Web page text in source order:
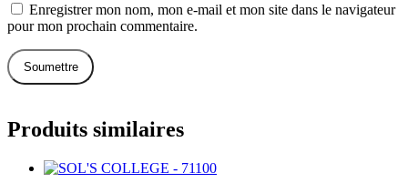
Enregistrer mon nom, mon e-mail et mon site dans le navigateur
pour mon prochain commentaire.
Produits similaires